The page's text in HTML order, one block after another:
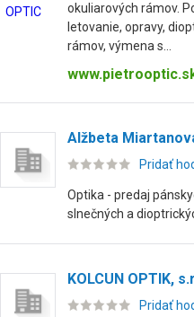
okuliarových rámov.
letovanie, opravy,
rámov, výmena s...
Alžbeta
Pridať
Optika - predaj
slnečných a
KOLCUN OPTIK,
Pridať